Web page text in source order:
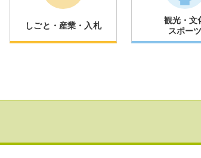
しごと・産業・入札
観光・文
スポーツ